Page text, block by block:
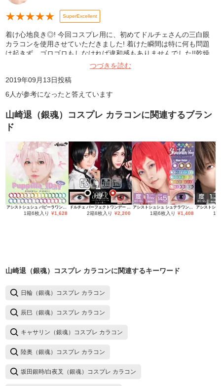
★★★★★ SuperExcellent
着け心地良き◎! 今回コスプレ用に、初めてドルチェさんの三白眼
カラコンを使用させていただきました! 着けた瞬間は特に何も問題
は起きず、ゴロゴロもしなければ違和感もありませんでした!!乾燥
する感じもなかったので、スタジオ撮影など長い時間着けてても大
丈夫そうです。また三白眼キャラをやるときに買いたいと思います!
つづきを読む
2019年09月13日投稿
6 人が参考になったと答えています
山崎退（銀魂）コスプレ カラコンに関連するブラン
ド
アシストシュシュ パピーラワンデー
1箱6枚入り ¥1,628
ドルチェ パーフェクトワンデー ジョーカー
2箱8枚入り ¥2,200
アシストシュシュ シュテラワンデー
1箱6枚入り ¥1,408 1
山崎退（銀魂）コスプレ カラコンに関連するキーワード
日輪（銀魂）コスプレ カラコン
辰巳（銀魂）コスプレ カラコン
キャサリン（銀魂）コスプレ カラコン
陸奥（銀魂）コスプレ カラコン
坂田銀時/白夜叉（銀魂）コスプレ カラコン